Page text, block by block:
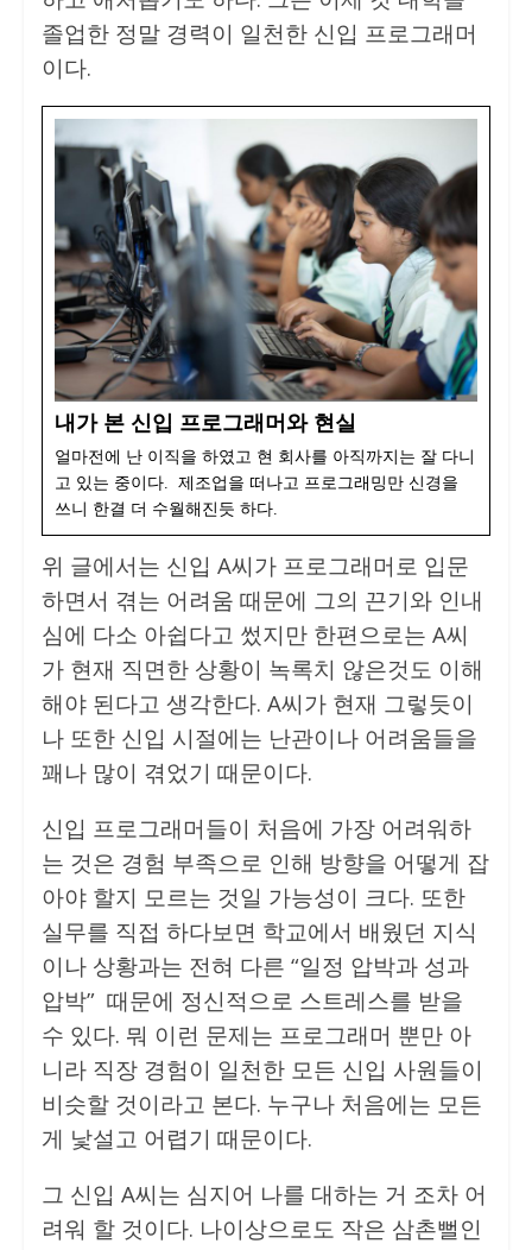
졸업한 정말 경력이 일천한 신입 프로그래머
이다.
내가 본 신입 프로그래머와 현실
얼마전에 난 이직을 하였고 현 회사를 아직까지는 잘 다니
고 있는 중이다. 제조업을 떠나고 프로그래밍만 신경을
쓰니 한결 더 수월해진듯 하다.
위 글에서는 신입 A씨가 프로그래머로 입문
하면서 겪는 어려움 때문에 그의 끈기와 인내
심에 다소 아쉽다고 썼지만 한편으로는 A씨
가 현재 직면한 상황이 녹록치 않은것도 이해
해야 된다고 생각한다. A씨가 현재 그렇듯이
나 또한 신입 시절에는 난관이나 어려움들을
꽤나 많이 겪었기 때문이다.
신입 프로그래머들이 처음에 가장 어려워하
는 것은 경험 부족으로 인해 방향을 어떻게 잡
아야 할지 모르는 것일 가능성이 크다. 또한
실무를 직접 하다보면 학교에서 배웠던 지식
이나 상황과는 전혀 다른 “일정 압박과 성과
압박” 때문에 정신적으로 스트레스를 받을
수 있다. 뭐 이런 문제는 프로그래머 뿐만 아
니라 직장 경험이 일천한 모든 신입 사원들이
비슷할 것이라고 본다. 누구나 처음에는 모든
게 낯설고 어렵기 때문이다.
그 신입 A씨는 심지어 나를 대하는 거 조차 어
려워 할 것이다. 나이상으로도 작은 삼촌뻘인